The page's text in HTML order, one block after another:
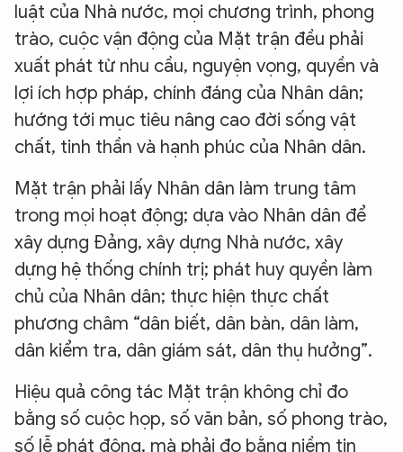
luật của Nhà nước, mọi chương trình, phong
trào, cuộc vận động của Mặt trận đều phải
xuất phát từ nhu cầu, nguyện vọng, quyền và
lợi ích hợp pháp, chính đáng của Nhân dân;
hướng tới mục tiêu nâng cao đời sống vật
chất, tinh thần và hạnh phúc của Nhân dân.
Mặt trận phải lấy Nhân dân làm trung tâm
trong mọi hoạt động; dựa vào Nhân dân để
xây dựng Đảng, xây dựng Nhà nước, xây
dựng hệ thống chính trị; phát huy quyền làm
chủ của Nhân dân; thực hiện thực chất
phương châm “dân biết, dân bàn, dân làm,
dân kiểm tra, dân giám sát, dân thụ hưởng”.
Hiệu quả công tác Mặt trận không chỉ đo
bằng số cuộc họp, số văn bản, số phong trào,
số lễ phát động, mà phải đo bằng niềm tin
XIN CHÀO,
TÔI LÀ CHATBOT CỦA